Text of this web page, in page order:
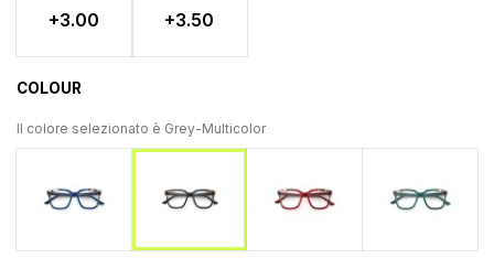
+3.00 +3.50
COLOUR
Il colore selezionato è Grey-Multicolor